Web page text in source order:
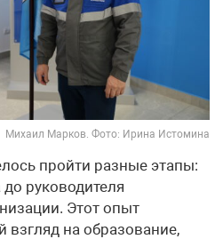
Михаил Марков. Фото: Ирина Истомина
пройти разные этапы:
руководителя
Этот опыт
на образование,